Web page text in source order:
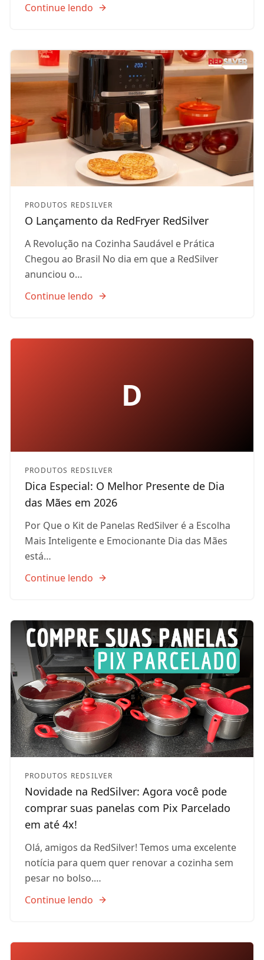
Continue lendo
PRODUTOS REDSILVER
O Lançamento da RedFryer RedSilver
A Revolução na Cozinha Saudável e Prática
Chegou ao Brasil No dia em que a RedSilver
anunciou o…
Continue lendo
D
PRODUTOS REDSILVER
Dica Especial: O Melhor Presente de Dia
das Mães em 2026
Por Que o Kit de Panelas RedSilver é a Escolha
Mais Inteligente e Emocionante Dia das Mães
está…
Continue lendo
PRODUTOS REDSILVER
Novidade na RedSilver: Agora você pode
comprar suas panelas com Pix Parcelado
em até 4x!
Olá, amigos da RedSilver! Temos uma excelente
notícia para quem quer renovar a cozinha sem
pesar no bolso.…
Continue lendo